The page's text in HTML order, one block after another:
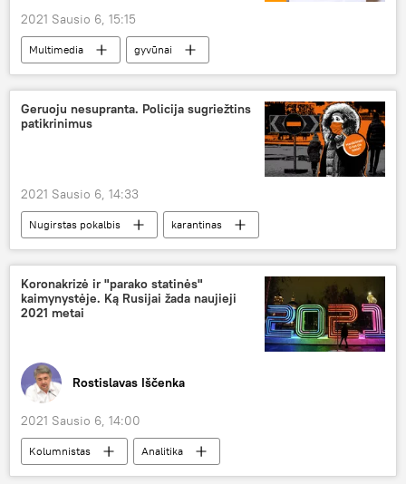
2021 Sausio 6, 15:15
Multimedia
gyvūnai
zoologijos sodas
dovanos šventės
Geruoju nesupranta. Policija sugriežtins
patikrinimus
2021 Sausio 6, 14:33
Nugirstas pokalbis
karantinas
Lietuva
Koronakrizė ir "parako statinės"
kaimynystėje. Ką Rusijai žada naujieji
2021 metai
Rostislavas Iščenka
2021 Sausio 6, 14:00
Kolumnistas Analitika